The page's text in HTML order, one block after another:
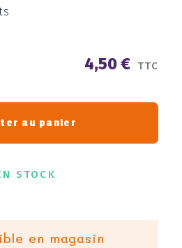
4,50 € TTC
au panier
STOCK
en magasin